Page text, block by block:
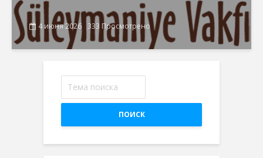
4 июня 2026 333 Просмотрено
ПОИСК